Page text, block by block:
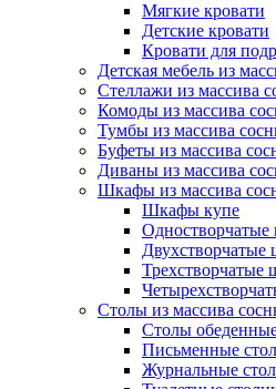
Мягкие кровати
Детские кровати
Кровати для
Детская мебель из
Стеллажи из массива
Комоды из массива
Тумбы из массива
Буфеты из массива
Диваны из массива
Шкафы из массива
Шкафы купе
Трехстворчатые
Столы из массива
Столы
Письменные
Журнальные